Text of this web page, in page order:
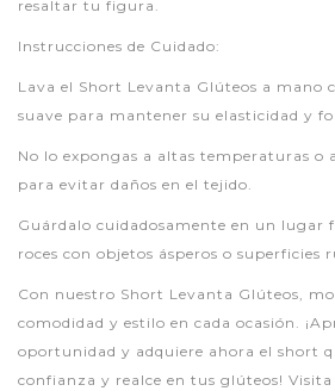
resaltar tu figura.
Instrucciones de Cuidado:
Lava el Short Levanta Glúteos a mano
suave para mantener su elasticidad y
No lo expongas a altas temperaturas o
para evitar daños en el tejido.
Guárdalo cuidadosamente en un lugar
roces con objetos ásperos o superficies
Con nuestro Short Levanta Glúteos,
comodidad y estilo en cada ocasión.
oportunidad y adquiere ahora el short
confianza y realce en tus glúteos!